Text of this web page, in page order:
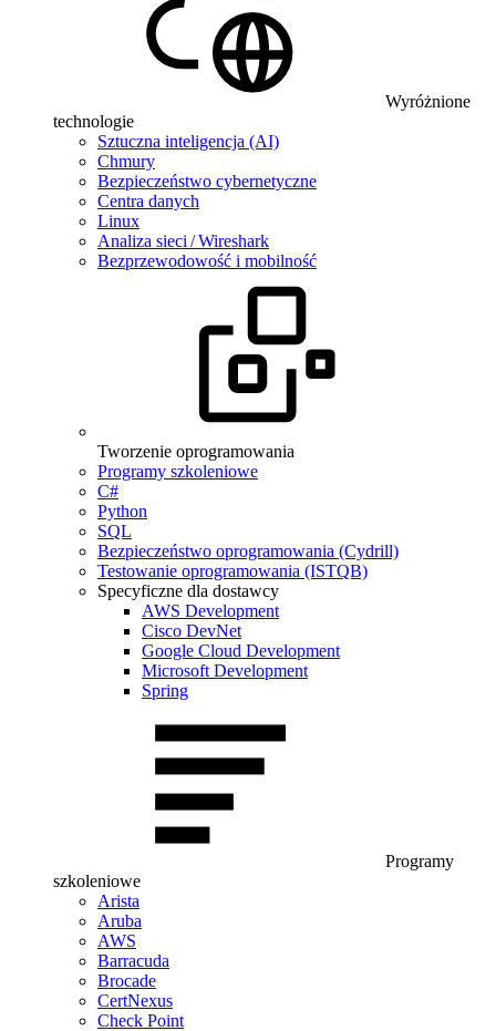
Wyróżnione
technologie
Sztuczna inteligencja (AI)
Chmury
Bezpieczeństwo cybernetyczne
Centra danych
Linux
Analiza sieci / Wireshark
Bezprzewodowość i mobilność
Tworzenie oprogramowania
Programy szkoleniowe
C#
Python
SQL
Bezpieczeństwo oprogramowania (Cydrill)
Testowanie oprogramowania (ISTQB)
Specyficzne dla dostawcy
AWS Development
Cisco DevNet
Google Cloud Development
Microsoft Development
Spring
Programy
szkoleniowe
Arista
Aruba
AWS
Barracuda
Brocade
CertNexus
Check Point